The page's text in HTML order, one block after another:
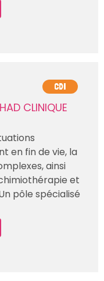
CDI
CLINIQUE
en fin de vie, la
ainsi
et
pôle spécialisé